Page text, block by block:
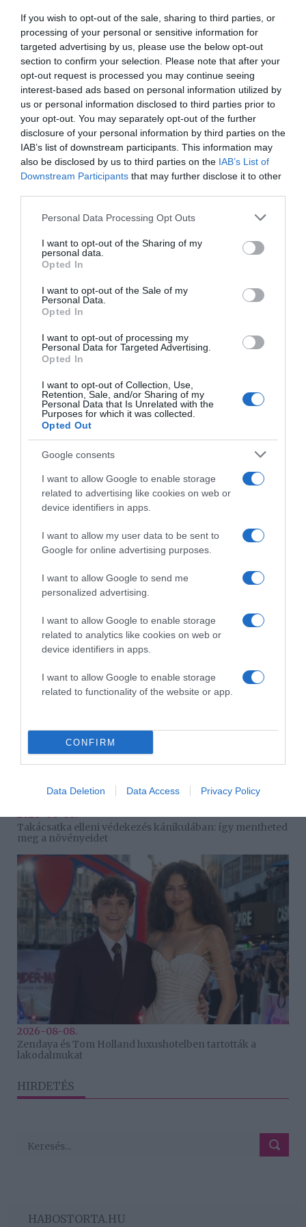
If you wish to opt-out of the sale, sharing to third parties, or
processing of your personal or sensitive information for
targeted advertising by us, please use the below opt-out
section to confirm your selection. Please note that after your
opt-out request is processed you may continue seeing
interest-based ads based on personal information utilized by
us or personal information disclosed to third parties prior to
your opt-out. You may separately opt-out of the further
disclosure of your personal information by third parties on the
IAB’s list of downstream participants. This information may
also be disclosed by us to third parties on the IAB’s List of
Downstream Participants that may further disclose it to other
Please note that this website/app uses one or more Google
not limited to your visit or usage behaviour. You may click to
grant or deny consent to Google and its third-party tags to
use your data for below specified purposes in below Google
consent section.
Personal Data Processing Opt Outs
I want to opt-out of the Sharing of my
personal data.
Opted In
I want to opt-out of the Sale of my
Personal Data.
Opted In
I want to opt-out of processing my
Personal Data for Targeted Advertising.
Opted In
I want to opt-out of Collection, Use,
Retention, Sale, and/or Sharing of my
Personal Data that Is Unrelated with the
Purposes for which it was collected.
Opted Out
Google consents
I want to allow Google to enable storage
related to advertising like cookies on web or
device identifiers in apps.
I want to allow my user data to be sent to
Google for online advertising purposes.
I want to allow Google to send me
personalized advertising.
I want to allow Google to enable storage
related to analytics like cookies on web or
device identifiers in apps.
I want to allow Google to enable storage
related to functionality of the website or app.
CONFIRM
Data Deletion Data Access Privacy Policy
– mondta el Dobos Evelin.
Megosztás: Facebook Twitter Pinterest
Címkék: szerelem,esküvő,lánykérés ,Thaiföld,
Kovács Dániel Richárd,Dobos Evelin
Korábbi bejegyzések Következő bejegyzés
HASONLÓ BEJEGYZÉSEK
2026-08-09.
24. évfordulójukat ünneplik Zoránék
Csökkenti a vérnyomást, és védi a szívet
Takácsatka elleni védekezés kánikulában: így mentheted
meg a növényeidet
2026-08-08.
Zendaya és Tom Holland luxushotelben tartották a
lakodalmukat
HIRDETÉS
HABOSTORTA.HU